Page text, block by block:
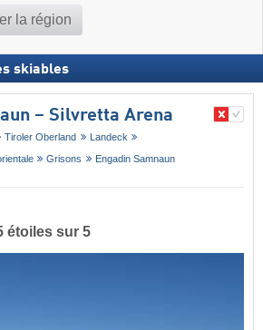
la région
skiables
– Silvretta Arena
Tiroler Oberland
Landeck
Grisons
Engadin Samnaun
étoiles sur 5